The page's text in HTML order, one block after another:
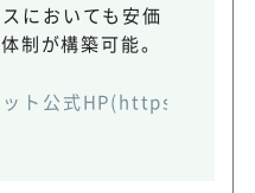
においても安価
制が構築可能。
ット公式HP(https://